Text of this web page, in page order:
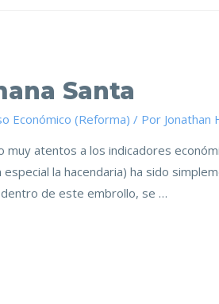
Santa
Económico (Reforma) / Por Jonathan
muy atentos a los indicadores
la hacendaria) ha sido
de este embrollo, se …